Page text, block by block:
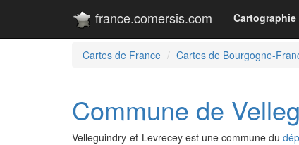
france.comersis.com Cartographie
Cartes de France Cartes de Bourgogne-
Commune de
Velleguindry-et-Levrecey est une commune du